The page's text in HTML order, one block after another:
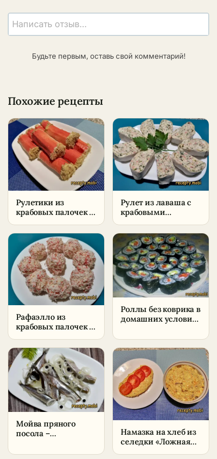
Написать отзыв...
Будьте первым, оставь свой комментарий!
Похожие рецепты
Рулетики из
крабовых палочек с
рецепт
Рулет из лаваша с
крабовыми
пошаговый рецепт
Рафаэлло из
крабовых палочек и
рецепт
Роллы без коврика в
домашних условиях
Мойва пряного
посола –
в домашних
Намазка на хлеб из
селедки «Ложная